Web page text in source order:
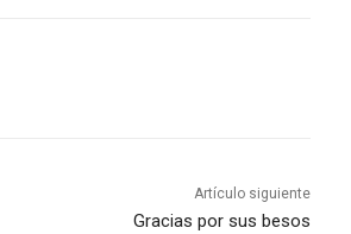
Artículo siguiente
Gracias por sus besos